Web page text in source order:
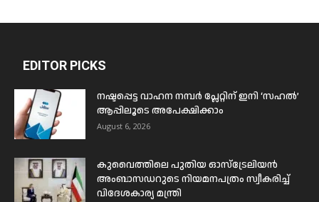
EDITOR PICKS
നഷ്ടപ്പെട്ട വാഹന നമ്പർ പ്ലേറ്റിന് ഇനി ‘സഹൽ’
ആപ്പിലൂടെ അപേക്ഷിക്കാം
August 6, 2026
കുവൈത്തിലെ പുതിയ ഓസ്ട്രേലിയൻ
അംബാസഡറുടെ നിയമനപത്രം സ്വീകരിച്ച്
വിദേശകാര്യ മന്ത്രി